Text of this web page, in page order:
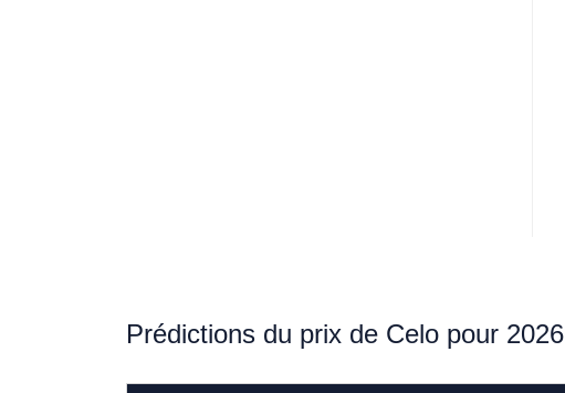
Prédictions du prix de Celo pour 2026